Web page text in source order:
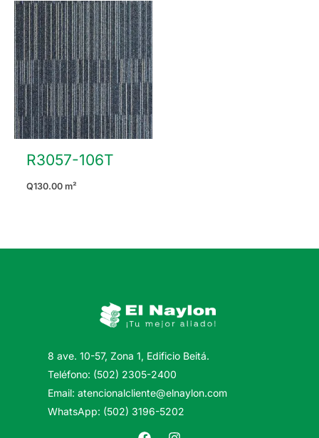
R3057-106T
Q130.00m²
8 ave. 10-57, Zona 1, Edificio Beitá.
Teléfono: (502) 2305-2400
Email: atencionalcliente@elnaylon.com
WhatsApp: (502) 3196-5202